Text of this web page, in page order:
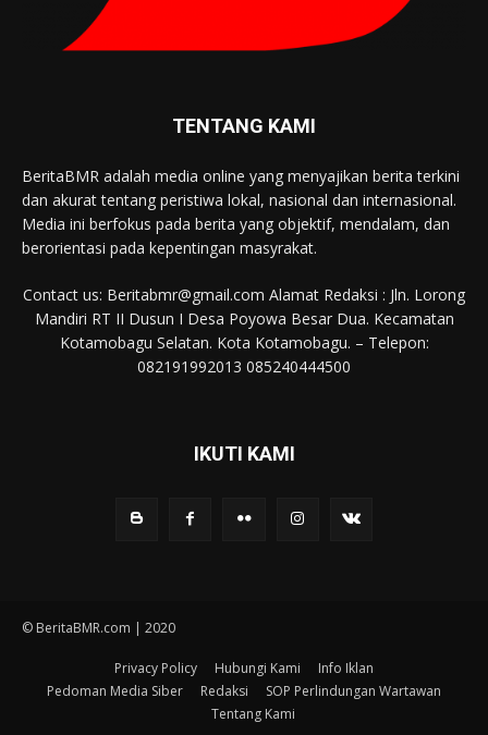
TENTANG KAMI
BeritaBMR adalah media online yang menyajikan berita terkini
dan akurat tentang peristiwa lokal, nasional dan internasional.
Media ini berfokus pada berita yang objektif, mendalam, dan
berorientasi pada kepentingan masyrakat.
Contact us: Beritabmr@gmail.com Alamat Redaksi : Jln. Lorong
Mandiri RT II Dusun I Desa Poyowa Besar Dua. Kecamatan
Kotamobagu Selatan. Kota Kotamobagu. – Telepon:
082191992013 085240444500
IKUTI KAMI
© BeritaBMR.com | 2020
Privacy Policy Hubungi Kami
Info Iklan
Pedoman Media Siber
Redaksi
SOP Perlindungan Wartawan
Tentang Kami